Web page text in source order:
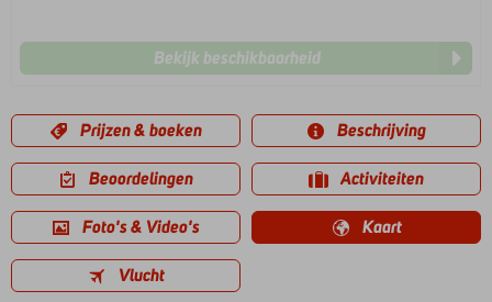
Bekijk beschikbaarheid
Prijzen & boeken Beschrijving
Beoordelingen Activiteiten
Foto's & Video's Kaart
Vlucht